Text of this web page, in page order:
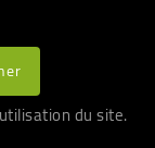
du site.